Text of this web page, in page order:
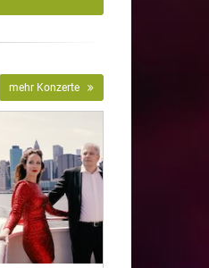
mehr Konzerte